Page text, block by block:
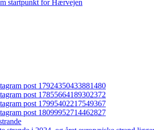
startpunkt for Hærvejen